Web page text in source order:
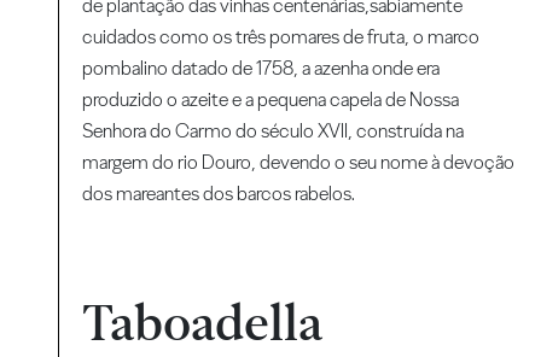
de plantação das vinhas centenárias,sabiamente
cuidados como os três pomares de fruta, o marco
pombalino datado de 1758, a azenha onde era
produzido o azeite e a pequena capela de Nossa
Senhora do Carmo do século XVII, construída na
margem do rio Douro, devendo o seu nome à devoção
dos mareantes dos barcos rabelos.
Taboadella